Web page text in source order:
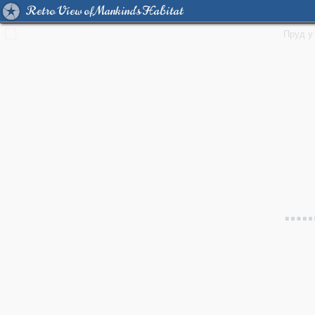
Retro View of Mankind's Habitat